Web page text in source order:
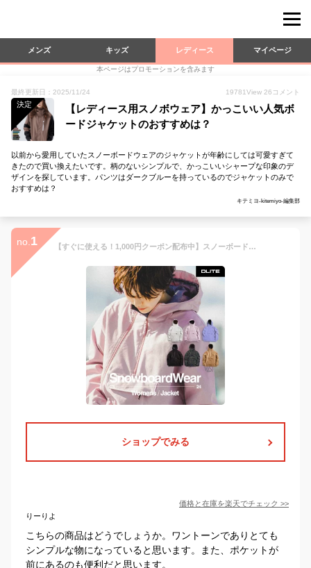
メンズ キッズ レディース マイページ
本ページはプロモーションを含みます
最終更新日：2025/11/24 19781View 26 コメント
決定
【レディース用スノボウェア】かっこいい人気ボ
ードジャケットのおすすめは？
以前から愛用していたスノーボードウェアのジャケットが年齢にしては可愛すぎて
きたので買い換えたいです。柄のないシンプルで、かっこいいシャープな印象のデ
ザインを探しています。パンツはダークブルーを持っているのでジャケットのみで
おすすめは？
キテミヨ-kitemiyo-編集部
no. 1 【すぐに使える！1,000円クーポン配布中】スノーボードウェア レディース ジャケット スキーウェア スノボウェア 43DEGREES 2023-2024モデル スノーボード ウェア スノボ ボード ウエア ビブパンツ スノーボードパンツ
ショップでみる
価格と在庫を楽天でチェック >>
りーりよ
こちらの商品はどうでしょうか。ワントーンでありとても
シンプルな物になっていると思います。また、ポケットが
前にあるのも便利だと思います。